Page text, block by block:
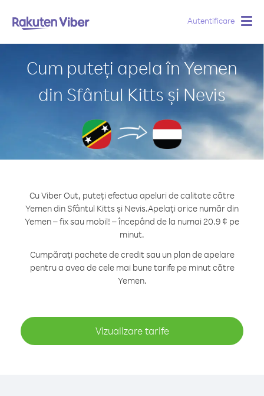
Autentificare
Cum puteți apela în Yemen
din Sfântul Kitts și Nevis
Cu Viber Out, puteți efectua apeluri de calitate către
Yemen din Sfântul Kitts și Nevis.Apelați orice număr din
Yemen – fix sau mobil! – începând de la numai 20.9 ¢ pe
minut.
Cumpărați pachete de credit sau un plan de apelare
pentru a avea de cele mai bune tarife pe minut către
Yemen.
Vizualizare tarife